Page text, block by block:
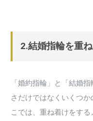
2.結婚指輪を重
「婚約指輪」と「結婚
さだけではなくいくつ
こでは、重ね着けをする